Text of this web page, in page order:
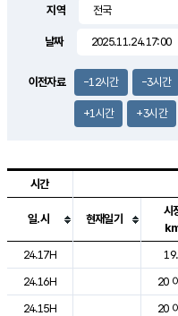
2.1m/s
지역
날짜
이전자료 -12시간 -3시간
+1시간 +3시간
도시별 기상실황표로 지점, 날
시간
일.시 현재일기
시
24.17H
24.16H
20
24.15H
20